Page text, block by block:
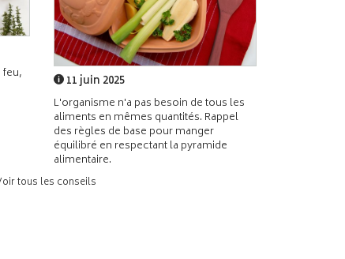
11 juin 2025
L'organisme n'a pas besoin de tous les
aliments en mêmes quantités. Rappel
des règles de base pour manger
équilibré en respectant la pyramide
alimentaire.
tous les conseils